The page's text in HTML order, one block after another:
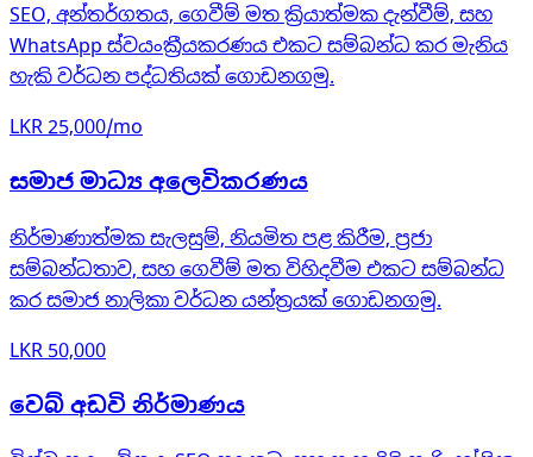
SEO, අන්තර්ගතය, ගෙවීම් මත ක්‍රියාත්මක දැන්වීම්, සහ
WhatsApp ස්වයංක්‍රීයකරණය එකට සම්බන්ධ කර මැනිය
හැකි වර්ධන පද්ධතියක් ගොඩනගමු.
LKR 25,000/mo
සමාජ මාධ්‍ය අලෙවිකරණය
නිර්මාණාත්මක සැලසුම්, නියමිත පළ කිරීම, ප්‍රජා
සම්බන්ධතාව, සහ ගෙවීම් මත විහිදවීම එකට සම්බන්ධ
කර සමාජ නාලිකා වර්ධන යන්ත්‍රයක් ගොඩනගමු.
LKR 50,000
වෙබ් අඩවි නිර්මාණය